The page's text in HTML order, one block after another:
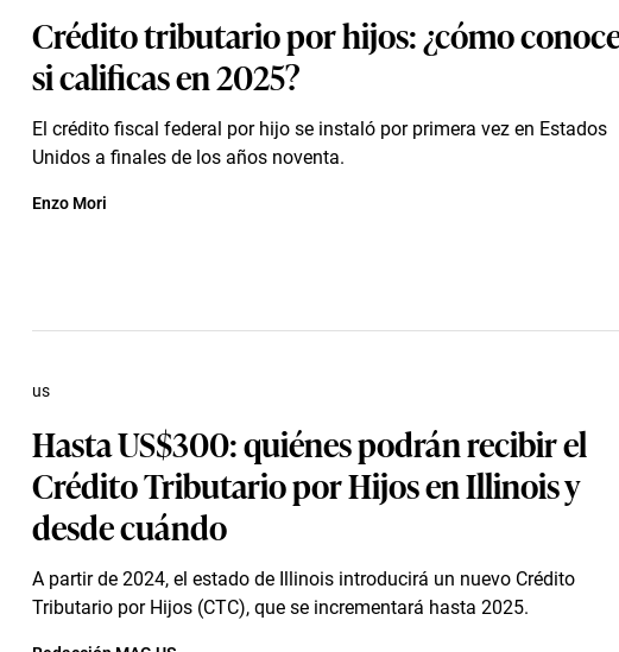
Crédito tributario por hijos: ¿cómo
si calificas en 2025?
El crédito fiscal federal por hijo se instaló por primera vez en Estados
Unidos a finales de los años noventa.
Enzo Mori
Hasta US$300: quiénes podrán recibir el
Crédito Tributario por Hijos en Illinois y
desde cuándo
A partir de 2024, el estado de Illinois introducirá un nuevo Crédito
Tributario por Hijos (CTC), que se incrementará hasta 2025.
us